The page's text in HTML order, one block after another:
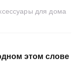
для дома
этом слове